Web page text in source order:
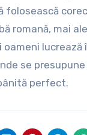
folosească
romană, mai
lucrează
se presupune
perfect.